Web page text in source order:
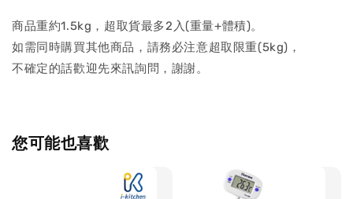
商品重約1.5kg，超取貨最多2入(重量+體積)。
如需同時購買其他商品，請務必注意超取限重(5kg)，
不確定的話歡迎先來訊詢問，謝謝。
您可能也喜歡